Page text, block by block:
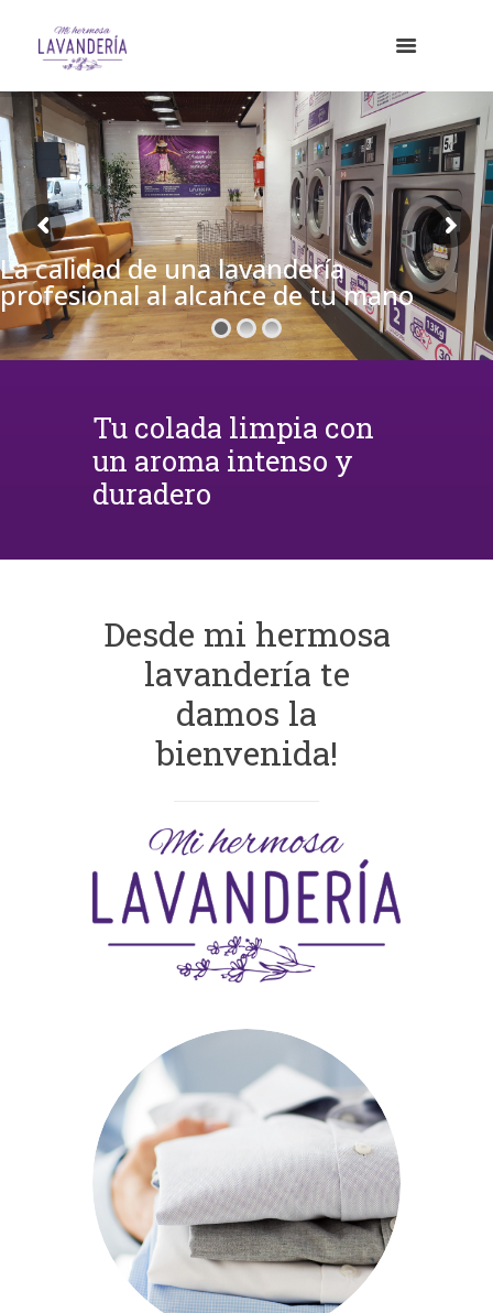
La calidad de una lavandería
profesional al alcance de tu mano
Tu colada limpia con
un aroma intenso y
duradero
Desde mi hermosa
lavandería te
damos la
bienvenida!